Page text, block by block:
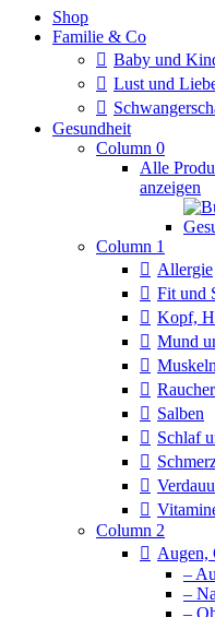
Shop
Familie & Co
Baby und
Lust und
Gesundheit
Column 0
Alle
anzeigen
Column 1
Allergie
Fit und
Kopf,
Mund
Salben
Schlaf
Column 2
Augen,
–
–
–